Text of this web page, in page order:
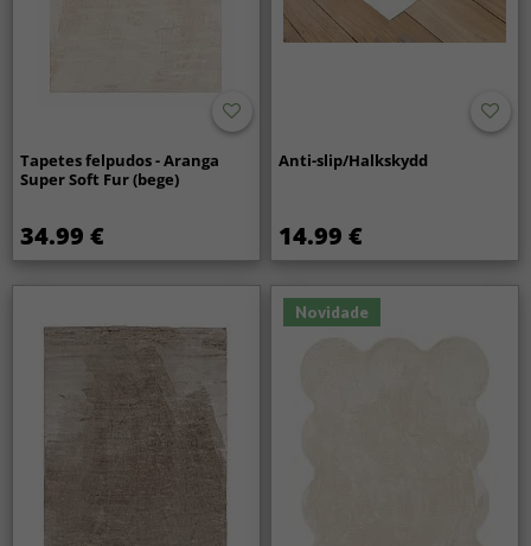
Tapetes felpudos - Aranga
Super Soft Fur (bege)
34.99 €
Anti-slip/Halkskydd
14.99 €
Novidade